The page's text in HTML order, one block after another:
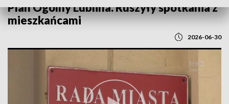
Plan Ogólny Lublina. Ruszyły spotkania z
mieszkańcami
2026-06-30